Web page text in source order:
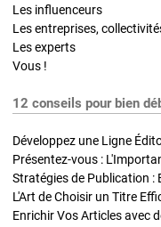
Les influenceurs
Les entreprises,
Les experts
Vous !
12 conseils pour bien
Développez une Ligne
Présentez-vous :
L'Art de Choisir un Titre